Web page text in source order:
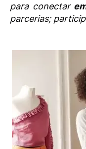
para conectar
parcerias;